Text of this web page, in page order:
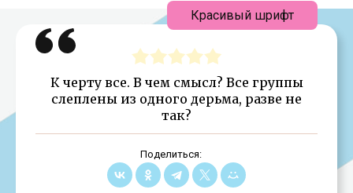
К черту все. В чем смысл? Все группы
слеплены из одного дерьма, разве не
так?
Поделиться:
Красивый шрифт